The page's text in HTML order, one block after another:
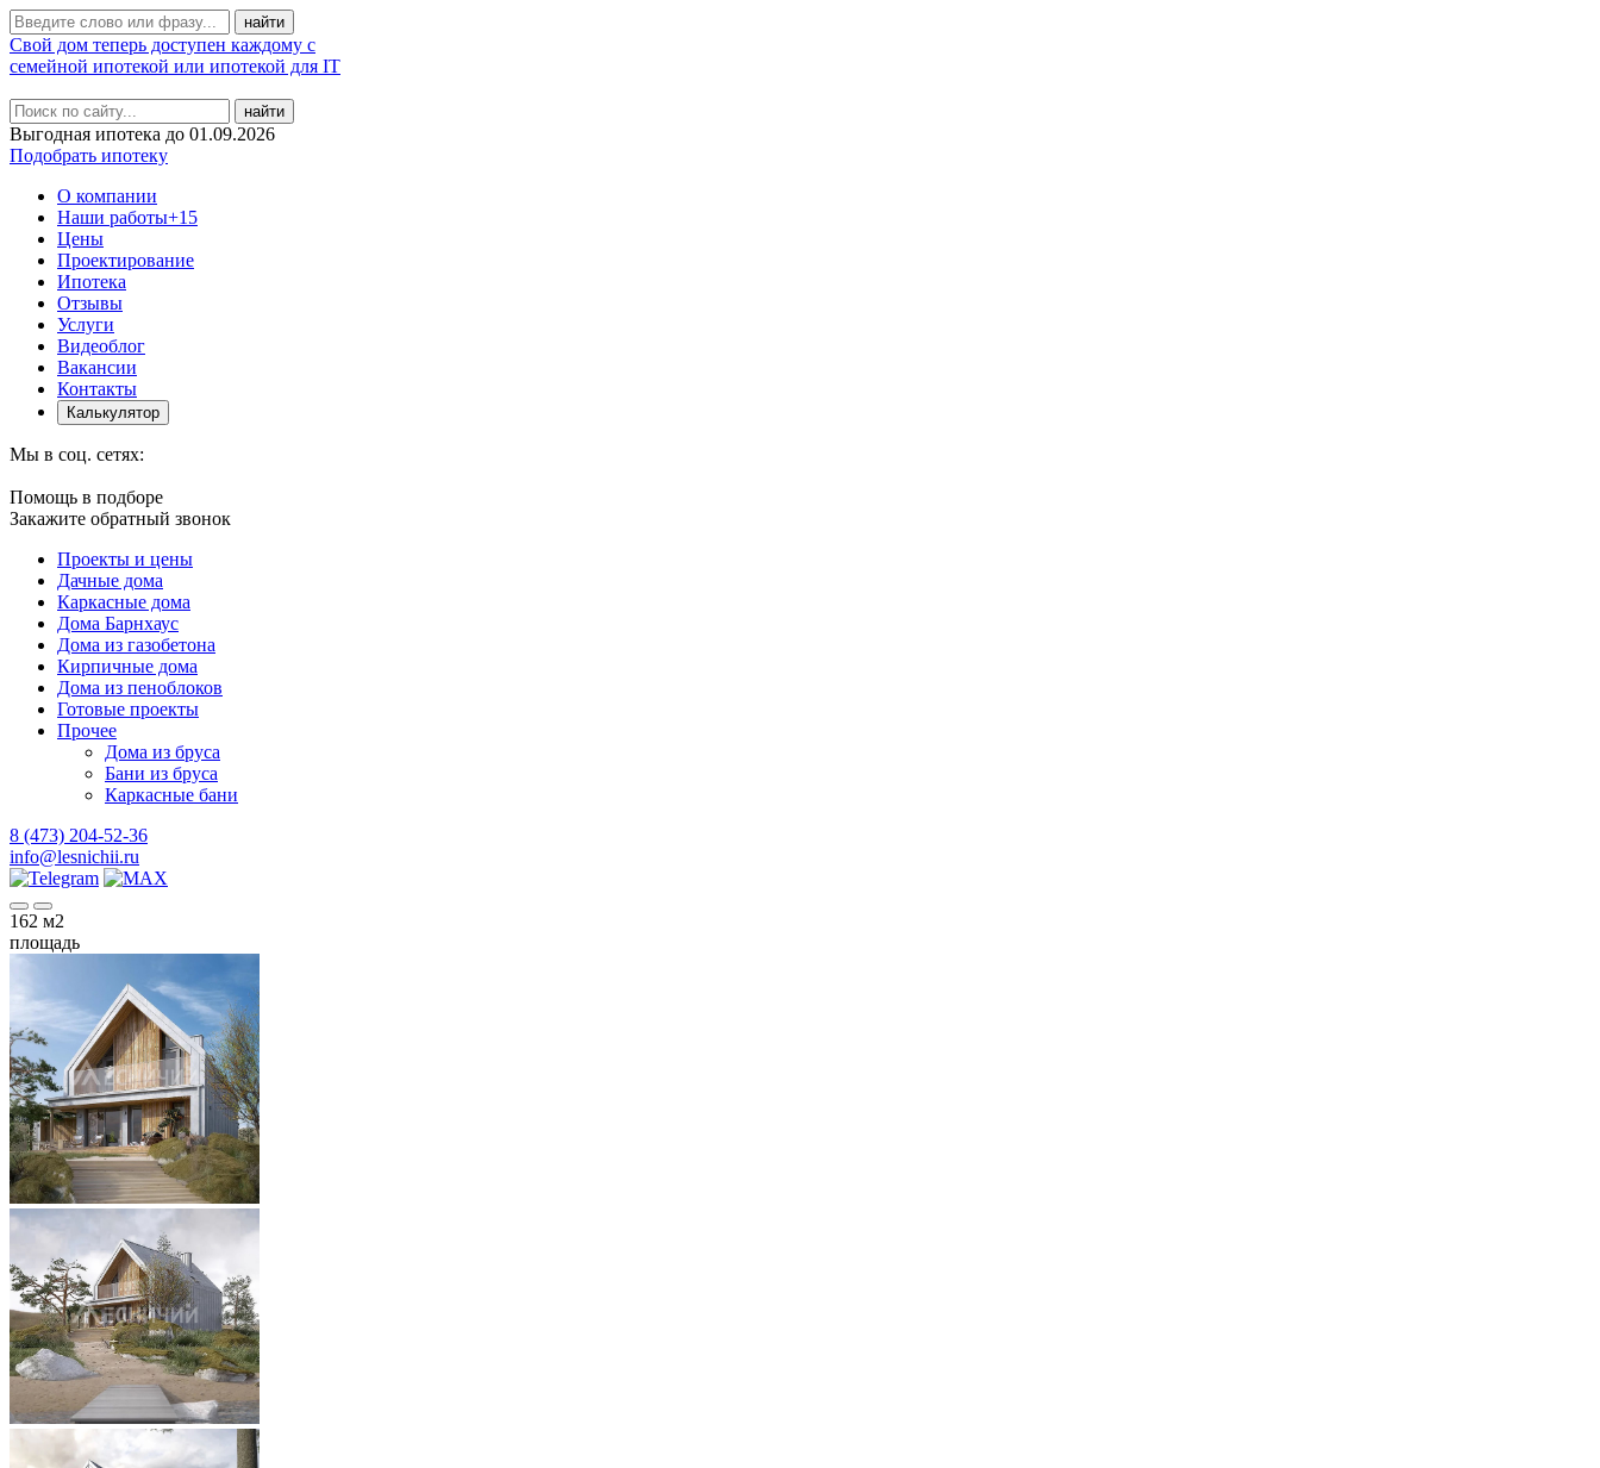
Свой дом теперь доступен каждому с
семейной ипотекой или ипотекой для IT
найти
Выгодная ипотека до 01.09.2026
Подобрать ипотеку
О компании
Наши работы+15
Цены
Проектирование
Ипотека
Отзывы
Услуги
Видеоблог
Вакансии
Контакты
Калькулятор
Мы в соц. сетях:
Помощь в подборе
Закажите обратный звонок
Проекты и цены
Дачные дома
Каркасные дома
Дома Барнхаус
Дома из газобетона
Кирпичные дома
Дома из пеноблоков
Готовые проекты
Прочее
Дома из бруса
Бани из бруса
Каркасные бани
8 (473) 204-52-36
info@lesnichii.ru
162 м2
площадь